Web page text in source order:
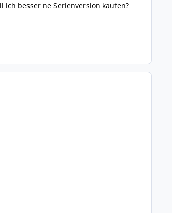
besser ne Serienversion kaufen?